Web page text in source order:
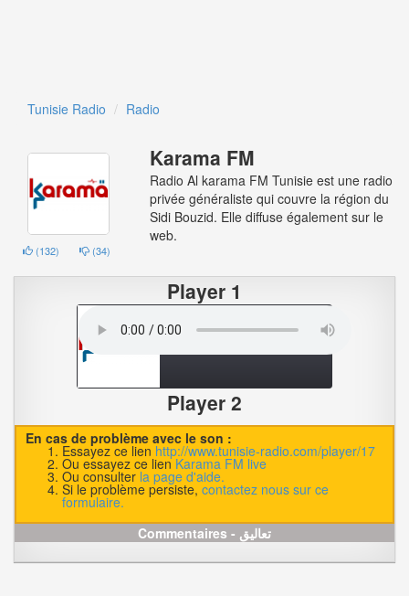
Tunisie Radio Radio
(132) (34)
Karama FM
Radio Al karama FM Tunisie est une radio
privée généraliste qui couvre la région du
Sidi Bouzid. Elle diffuse également sur le
web.
Player 1
Player 2
En cas de problème avec le son :
Essayez ce lien http://www.tunisie-radio.com/player/17
Ou essayez ce lien Karama FM live
Ou consulter la page d'aide.
Si le problème persiste, contactez nous sur ce
formulaire.
Commentaires - تعاليق